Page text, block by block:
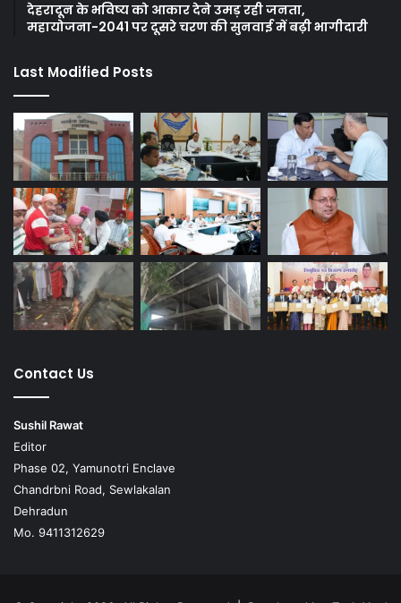
देहरादून के भविष्य को आकार देने उमड़ रही जनता,
महायोजना-2041 पर दूसरे चरण की सुनवाई में बढ़ी भागीदारी
Last Modified Posts
Contact Us
Sushil Rawat
Editor
Phase 02, Yamunotri Enclave
Chandrbni Road, Sewlakalan
Dehradun
Mo. 9411312629